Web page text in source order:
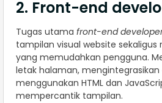
2. Front-end
Tugas utama front-end
tampilan visual website
yang memudahkan pengguna.
letak halaman, mengintegrasikan
menggunakan HTML dan
mempercantik tampilan.